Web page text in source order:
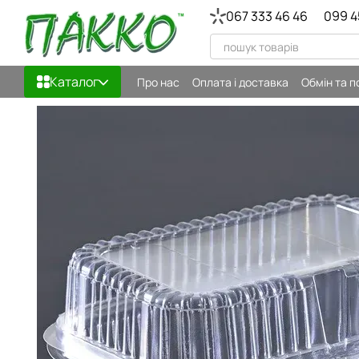
Перейти до основного контенту 067 333 46 46 099
Каталог Про нас Оплата і доставка Обмін та